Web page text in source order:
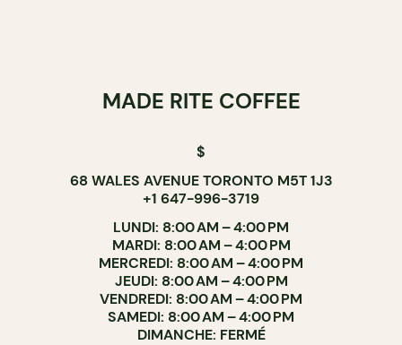
MADE RITE COFFEE
$
68 WALES AVENUE TORONTO M5T 1J3
+1 647-996-3719
LUNDI: 8:00 AM – 4:00 PM
MARDI: 8:00 AM – 4:00 PM
MERCREDI: 8:00 AM – 4:00 PM
JEUDI: 8:00 AM – 4:00 PM
VENDREDI: 8:00 AM – 4:00 PM
SAMEDI: 8:00 AM – 4:00 PM
DIMANCHE: FERMÉ